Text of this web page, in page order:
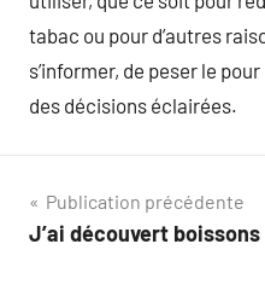
tabac ou pour d’autres
s’informer, de peser le
des décisions éclairées.
Navigation
de
Publication précédente
J’ai découvert boissons